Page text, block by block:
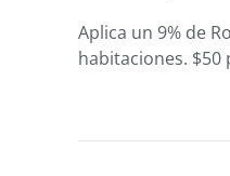
Aplica un 9% de
habitaciones. $50